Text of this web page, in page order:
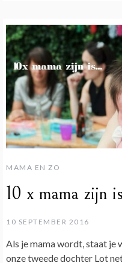
MAMA EN ZO
10 x mama zijn
10 SEPTEMBER 2016
Als je mama wordt, staat je
onze tweede dochter Lot